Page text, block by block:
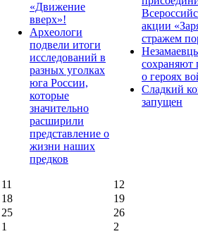
«Движение
вверх»!
Археологи
подвели итоги
исследований в
разных уголках
юга России,
которые
значительно
расширили
представление о
жизни наших
предков
акции
стражем
сохраняют
о героях
Сладкий
запущен
11
12
18
19
25
26
1 2